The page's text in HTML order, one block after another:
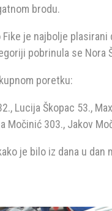
brodu.
je najbolje
pobrinula se
poretku:
Lucija Škopac 53.,
Močinić 303., Jakov
je bilo iz dana u